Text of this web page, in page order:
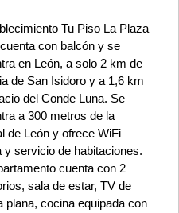
Tu Piso La Plaza
con balcón y se
en León, a solo 2 km de
de San Isidoro y a 1,6 km
del Conde Luna. Se
a 300 metros de la
de León y ofrece WiFi
y servicio de habitaciones.
cuenta con 2
sala de estar, TV de
plana, cocina equipada con